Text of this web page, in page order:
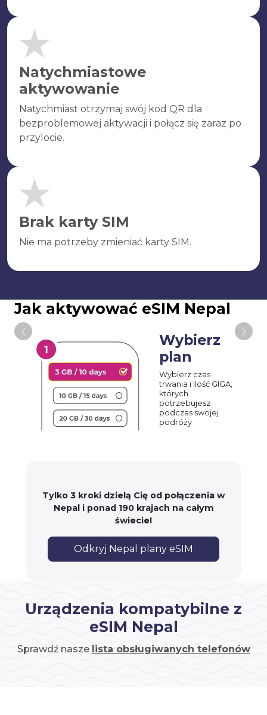
Natychmiastowe
aktywowanie
Natychmiast otrzymaj swój kod QR dla
bezproblemowej aktywacji i połącz się zaraz po
przylocie.
Brak karty SIM
Nie ma potrzeby zmieniać karty SIM.
Jak aktywować eSIM Nepal
Wybierz
plan
Wybierz czas
trwania i ilość GIGA,
których
potrzebujesz
podczas swojej
podróży
Tylko 3 kroki dzielą Cię od połączenia w
Nepal i ponad 190 krajach na całym
świecie!
Odkryj Nepal plany eSIM
Urządzenia kompatybilne z
eSIM Nepal
Sprawdź nasze lista obsługiwanych telefonów